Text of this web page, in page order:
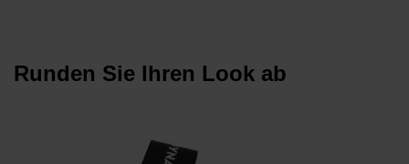
Gewebe schaffen eine leichten, strapazierfähigen
Rucksack.
Runden Sie Ihren Look ab